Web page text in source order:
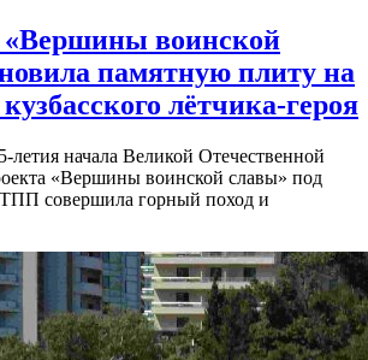
«Вершины воинской
памятную плиту на
лётчика-героя
начала Великой Отечественной
«Вершины воинской славы» под
ТПП совершила горный поход и